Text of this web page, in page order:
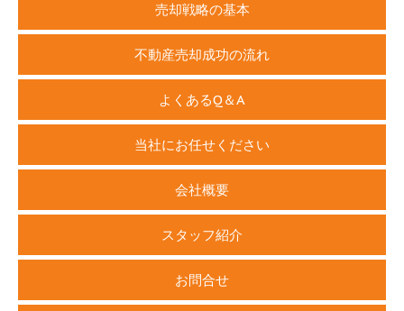
売却戦略の基本
不動産売却成功の流れ
よくあるQ＆A
当社にお任せください
会社概要
スタッフ紹介
お問合せ